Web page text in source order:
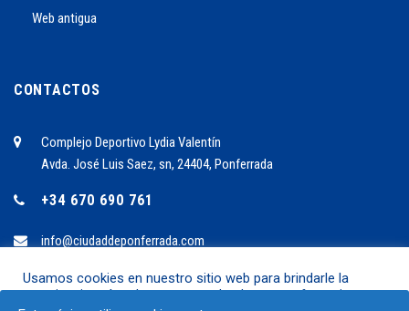
Web antigua
CONTACTOS
Complejo Deportivo Lydia Valentín
Avda. José Luis Saez, sn, 24404, Ponferrada
+34 670 690 761
info@ciudaddeponferrada.com
2024 ©C.B. Ciudad de Ponferrrada
Usamos cookies en nuestro sitio web para brindarle la
experiencia más relevante recordando sus preferencias y